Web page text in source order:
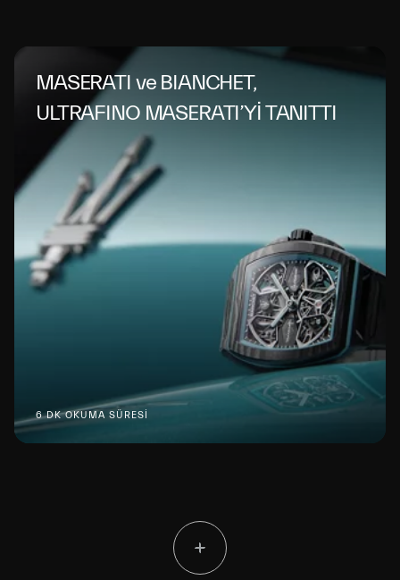
MASERATI ve BIANCHET,
ULTRAFINO MASERATI’Yİ TANITTI
6 DK OKUMA SÜRESİ